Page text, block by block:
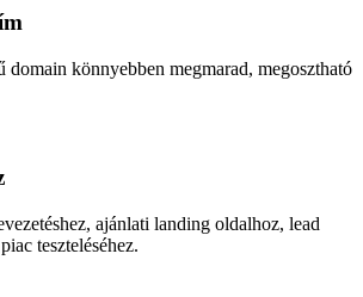
könnyebben megmarad, megosztható
ajánlati landing oldalhoz, lead
teszteléséhez.